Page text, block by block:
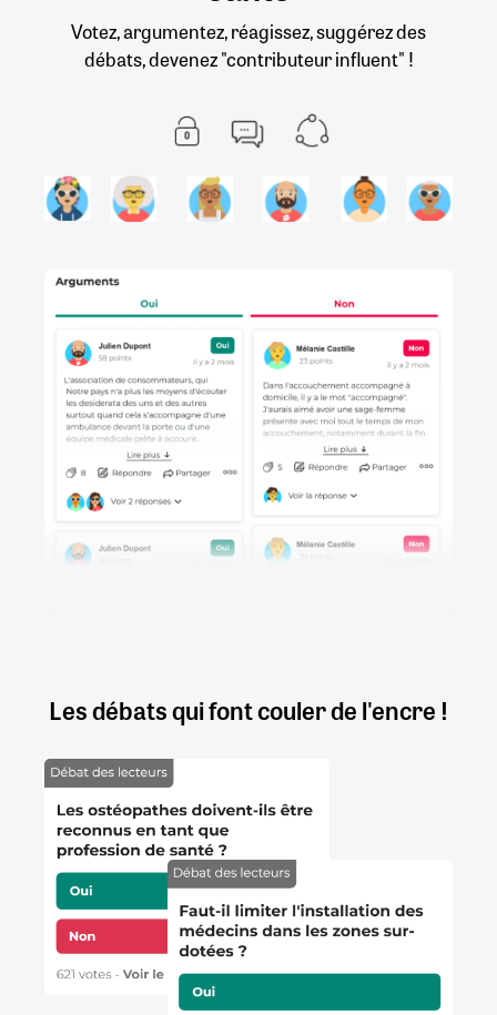
Votez, argumentez, réagissez, suggérez des
débats, devenez "contributeur influent" !
Les débats qui font couler de l'encre !